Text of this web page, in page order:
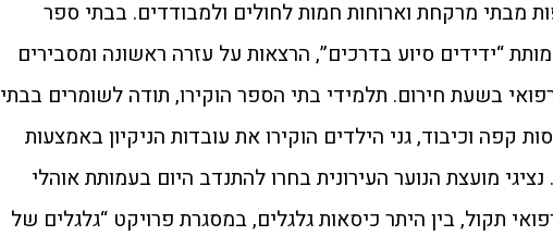
מבתי מרקחת וארוחות חמות לחולים ולמבודדים. בבתי ספר
“ידידים סיוע בדרכים”, הרצאות על עזרה ראשונה ומסבירים
בשעת חירום. תלמידי בתי הספר הוקירו, תודה לשומרים בבתי
קפה וכיבוד, גני הילדים הוקירו את עובדות הניקיון באמצעות
נציגי מועצת הנוער העירונית בחרו להתנדב היום בעמותת אוהלי
תקול, בין היתר כיסאות גלגלים, במסגרת פרויקט “גלגלים של